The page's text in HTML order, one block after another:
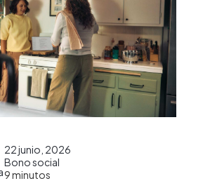
22 junio, 2026
Bono social
9minutos